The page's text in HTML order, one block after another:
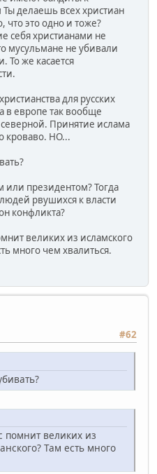
делаешь всех христиан
что это одно и тоже?
себя христианами не
мусульмане не убивали
То же касается
для русских
в европе так вообще
Принятие ислама
кроваво. НО...
или президентом? Тогда
рвушихся к власти
конфликта?
великих из исламского
много чем хвалиться.
#62
помнит великих из
Там есть много